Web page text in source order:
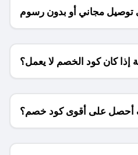
مجاني أو بدون رسوم
الشحن ؟
إذا كان كود الخصم لا يعمل؟
أحصل على أقوى كود خصم؟